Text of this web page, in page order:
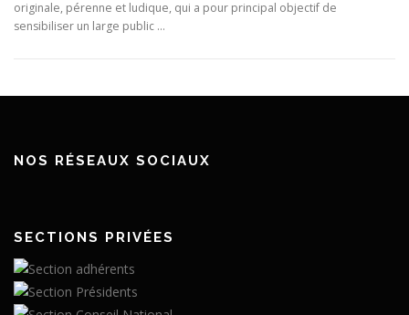
originale, pérenne et ludique, qui a pour principal objectif de
sensibiliser un large public …
NOS RÉSEAUX SOCIAUX
SECTIONS PRIVÉES